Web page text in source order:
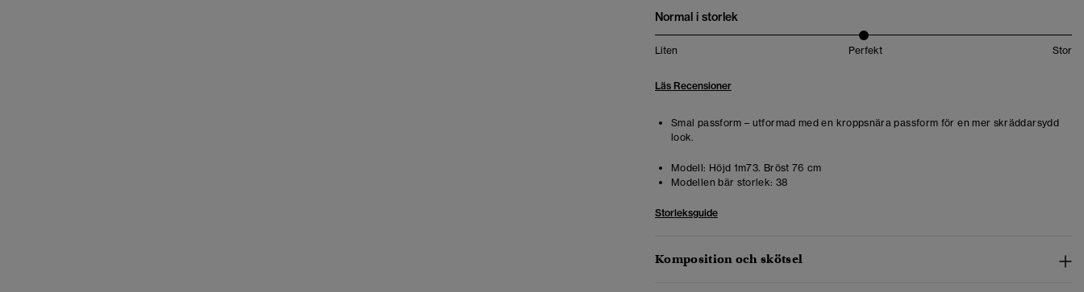
Normal i storlek
Liten Perfekt Stor
Läs Recensioner
Smal passform – utformad med en kroppsnära passform för en mer skräddarsydd
look.
Modell: Höjd 1m73. Bröst 76 cm
Modellen bär storlek: 38
Storleksguide
Komposition och skötsel